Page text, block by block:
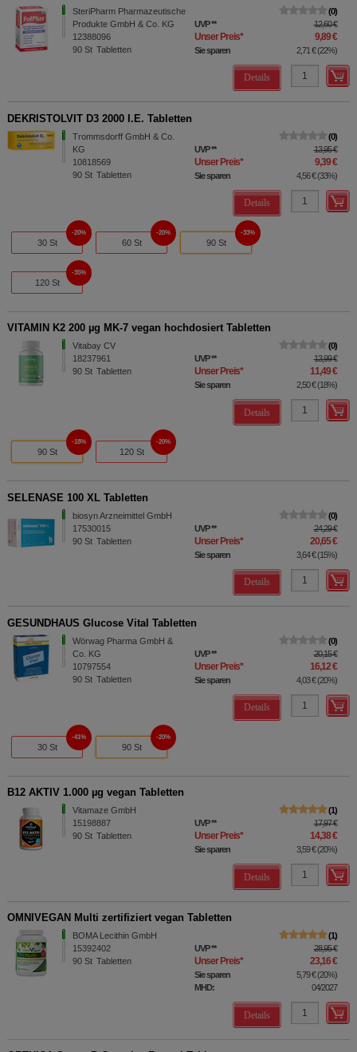
SteriPharm Pharmazeutische
Produkte GmbH & Co. KG
12388096
90 St Tabletten
0
UVP** 12,60 €
Unser Preis* 9,89 €
Sie sparen 2,71 €(22%)
Details
DEKRISTOLVIT D3 2000 I.E. Tabletten
Trommsdorff GmbH & Co.
KG
10818569
90 St Tabletten
0
UVP** 13,95 €
Unser Preis* 9,39 €
Sie sparen 4,56 €(33%)
Details
30 St
20%
60 St
20%
90 St
33%
120 St
35%
VITAMIN K2 200 µg MK-7 vegan hochdosiert Tabletten
Vitabay CV
18237961
90 St Tabletten
0
UVP** 13,99 €
Unser Preis* 11,49 €
Sie sparen 2,50 €(18%)
Details
90 St
18%
120 St
20%
SELENASE 100 XL Tabletten
biosyn Arzneimittel GmbH
17530015
90 St Tabletten
0
UVP** 24,29 €
Unser Preis* 20,65 €
Sie sparen 3,64 €(15%)
Details
GESUNDHAUS Glucose Vital Tabletten
Wörwag Pharma GmbH &
Co. KG
10797554
90 St Tabletten
0
UVP** 20,15 €
Unser Preis* 16,12 €
Sie sparen 4,03 €(20%)
Details
30 St
41%
90 St
20%
B12 AKTIV 1.000 µg vegan Tabletten
Vitamaze GmbH
15198887
90 St Tabletten
1
UVP** 17,97 €
Unser Preis* 14,38 €
Sie sparen 3,59 €(20%)
Details
OMNIVEGAN Multi zertifiziert vegan Tabletten
BOMA Lecithin GmbH
15392402
90 St Tabletten
1
UVP** 28,95 €
Unser Preis* 23,16 €
Sie sparen 5,79 €(20%)
MHD:
04/2027
Details